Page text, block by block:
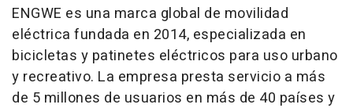
ENGWE es una marca global de movilidad
eléctrica fundada en 2014, especializada en
bicicletas y patinetes eléctricos para uso urbano
y recreativo. La empresa presta servicio a más
de 5 millones de usuarios en más de 40 países y